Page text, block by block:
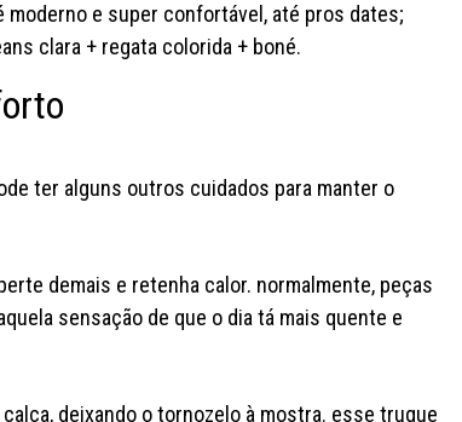
e super confortável, até pros dates;
clara + regata colorida + boné.
ter alguns outros cuidados para manter o
demais e retenha calor. normalmente, peças
sensação de que o dia tá mais quente e
deixando o tornozelo à mostra. esse truque